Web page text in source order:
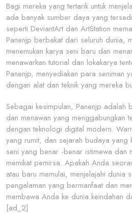
Bagi mereka yang tertarik untuk
ada banyak sumber daya yang
seperti DeviantArt dan ArtStation
Panenjp berbakat dari seluruh dunia,
menemukan karya seni baru dan
menawarkan tutorial dan lokakarya
Panenjp, menyediakan para seniman
dengan alat dan teknik yang mereka
Sebagai kesimpulan, Panenjp adalah
dan menawan yang menggabungkan
dengan teknologi digital modern.
yang rumit, dan sejarah budaya yang
seni yang benar -benar istimewa dan
memikat pemirsa. Apakah Anda
atau baru memulai, menjelajahi dunia
pengalaman yang bermanfaat dan
membawa Anda ke dunia keindahan
[ad_2]